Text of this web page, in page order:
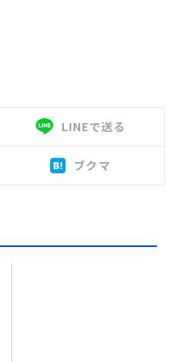
LINEで送る
ブクマ